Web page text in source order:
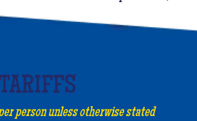
TARIFFS
person unless otherwise stated